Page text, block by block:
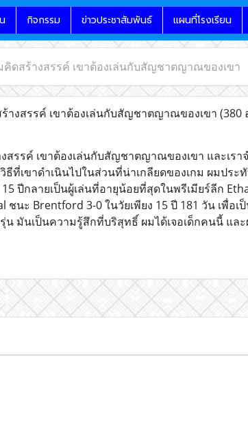
กิจกรรม ข่าวประชาสัมพันธ์ แผนที่โรงเรียน
คิดสร้างสรรค์ เขาต้องเล่นกับสัญชาตญาณของเขา
างสรรค์ เขาต้องเล่นกับสัญชาตญาณของเขา (380
สรรค์ เขาต้องเล่นกับสัญชาตญาณของเขา และเร
ธีที่เขาดำเนินไปในส่วนที่น่าเกลียดของเกม ผมปร
ปีกลายเป็นผู้เล่นที่อายุน้อยที่สุดในพรีเมียร์ลีก
ชนะ Brentford 3-0 ในวัยเพียง 15 ปี 181 วัน เพื่
มันเป็นความรู้สึกที่บริสุทธิ์ ผมได้เจอเด็กคนนี้ แล